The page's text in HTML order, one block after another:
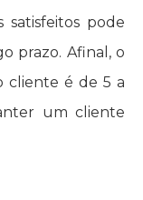
satisfeitos pode
prazo. Afinal, o
cliente é de 5 a
um cliente